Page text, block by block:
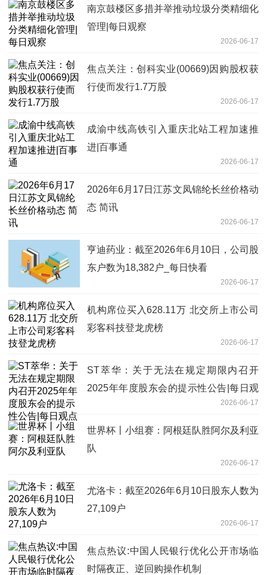
南京鼓楼区多措并举推动垃圾分类精细化
管理|每日观察
2026-06-17
焦点关注：创科实业(00669)因购股权获
行使而发行1.7万股
2026-06-17
成渝中线高铁引入重庆北站工程加速推
进|百事通
2026-06-17
2026年6月17日江苏文凤锦纶长丝价格动
态 简讯
2026-06-17
亨迪药业：截至2026年6月10日，公司股
东户数为18,382户_每日快看
2026-06-17
机构席位买入628.11万 北交所上市公司
彩客科技登龙虎榜
2026-06-17
ST萃华：关于无法在规定期限内召开
2025年年度股东会的提示性公告|每日观
2026-06-17
世界杯丨小组赛：阿根廷队胜阿尔及利亚
队
2026-06-17
尤洛卡：截至2026年6月10日股东人数为
27,109户
2026-06-17
焦点热议:中国人民银行优化公开市场临
时隔夜正、逆回购操作机制